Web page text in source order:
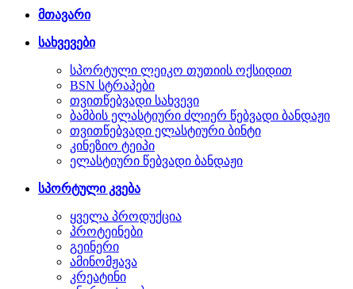
მთავარი
სახვევები
სპორტული ლეიკო თუთიის ოქსიდით
BSN სტრაპები
თვითწებვადი სახვევი
ბამბის ელასტიური ძლიერ წებვადი ბანდაჟი
თვითწებვადი ელასტიური ბინტი
კინეზიო ტეიპი
ელასტიური წებვადი ბანდაჟი
სპორტული კვება
ყველა პროდუქცია
პროტეინები
გეინერი
ამინომჟავა
კრეატინი